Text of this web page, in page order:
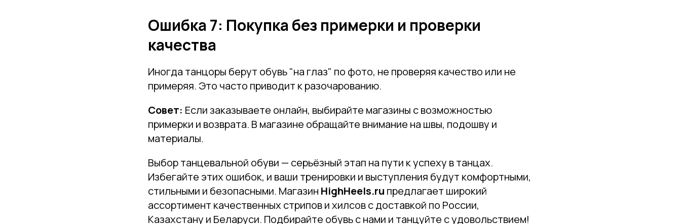
Ошибка 7: Покупка без примерки и проверки
качества
Иногда танцоры берут обувь "на глаз" по фото, не проверяя качество или не
примеряя. Это часто приводит к разочарованию.
Совет: Если заказываете онлайн, выбирайте магазины с возможностью
примерки и возврата. В магазине обращайте внимание на швы, подошву и
материалы.
Выбор танцевальной обуви — серьёзный этап на пути к успеху в танцах.
Избегайте этих ошибок, и ваши тренировки и выступления будут комфортными,
стильными и безопасными. Магазин HighHeels.ru предлагает широкий
ассортимент качественных стрипов и хилсов с доставкой по России,
Казахстану и Беларуси. Подбирайте обувь с нами и танцуйте с удовольствием!